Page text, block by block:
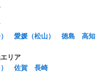
愛媛（松山） 徳島 高知
リア
佐賀
長崎